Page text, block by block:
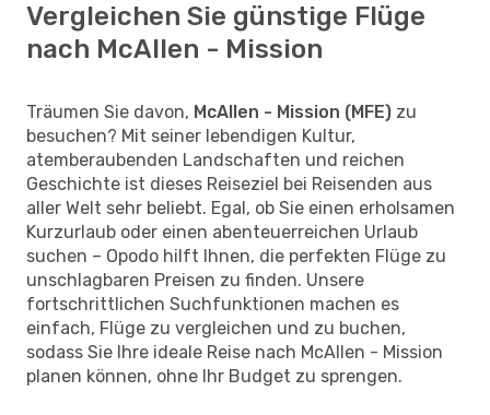
Vergleichen Sie günstige Flüge
nach McAllen - Mission
Träumen Sie davon, McAllen - Mission (MFE) zu
besuchen? Mit seiner lebendigen Kultur,
atemberaubenden Landschaften und reichen
Geschichte ist dieses Reiseziel bei Reisenden aus
aller Welt sehr beliebt. Egal, ob Sie einen erholsamen
Kurzurlaub oder einen abenteuerreichen Urlaub
suchen – Opodo hilft Ihnen, die perfekten Flüge zu
unschlagbaren Preisen zu finden. Unsere
fortschrittlichen Suchfunktionen machen es
einfach, Flüge zu vergleichen und zu buchen,
sodass Sie Ihre ideale Reise nach McAllen - Mission
planen können, ohne Ihr Budget zu sprengen.